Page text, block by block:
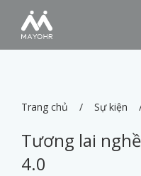
Trang chủ Sự kiện
Tương lai
4.0